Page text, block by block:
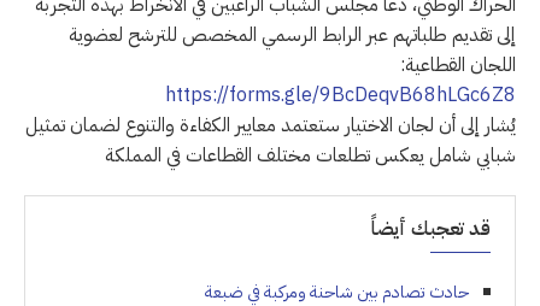
إلى تقديم طلباتهم عبر الرابط الرسمي المخصص للترشح لعضوية
اللجان القطاعية:
https://forms.gle/9BcDeqvB68hLGc6Z8
يُشار إلى أن لجان الاختيار ستعتمد معايير الكفاءة والتنوع لضمان تمثيل
شبابي شامل يعكس تطلعات مختلف القطاعات في المملكة
قد تعجبك أيضاً
حادث تصادم بين شاحنة ومركبة في ضبعة